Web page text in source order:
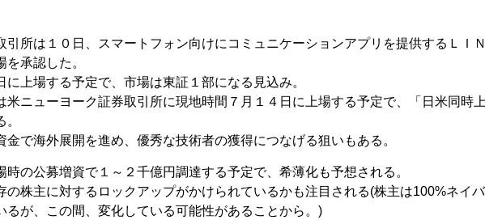
引所は１０日、スマートフォン向けにコミュニケーションアプリを提供するＬＩ
を承認した。
に上場する予定で、市場は東証１部になる見込み。
米ニューヨーク証券取引所に現地時間７月１４日に上場する予定で、「日米同時上
金で海外展開を進め、優秀な技術者の獲得につなげる狙いもある。
時の公募増資で１～２千億円調達する予定で、希薄化も予想される。
の株主に対するロックアップがかけられているかも注目される(株主は100%ネイ
るが、この間、変化している可能性があることから。)